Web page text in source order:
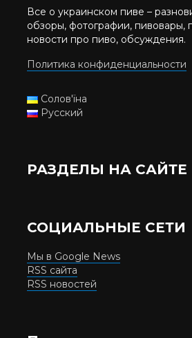
Все о украинском пиве –
обзоры, фотографии, пивовары,
новости про пиво, обсуждения.
Политика конфиденциальности
Солов'їна
Русский
РАЗДЕЛЫ НА САЙТЕ
СОЦИАЛЬНЫЕ СЕТИ
Мы в Google News
RSS сайта
RSS новостей